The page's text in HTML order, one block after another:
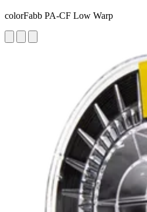
colorFabb PA-CF Low Warp